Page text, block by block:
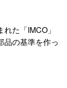
た「IMCO」
品の基準を作っ